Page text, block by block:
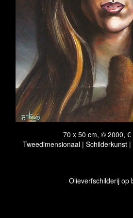
70 x 50 cm, © 2000, €
Tweedimensionaal | Schilderkunst
Olieverfschilderij op